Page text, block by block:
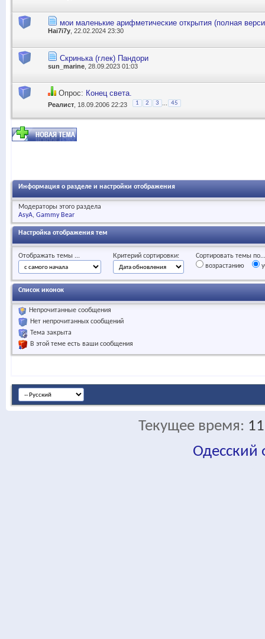
мои маленькие арифметические открытия (полная
Hai7i7y , 22.02.2024 23:30
Скринька (глек) Пандори
sun_marine , 28.09.2023 01:03
Опрос: Конец света.
Реалист , 18.09.2006 22:23 1 2 3 45
Информация о разделе и настройки отображения
Модераторы этого раздела
AsyA Gammy Bear
Настройка отображения тем
Отображать темы ... Критерий сортировки:
Сортировать темы по...
возрастанию
Список иконок
Непрочитанные сообщения
Нет непрочитанных сообщений
Тема закрыта
В этой теме есть ваши сообщения
Текущее время:
Одесский